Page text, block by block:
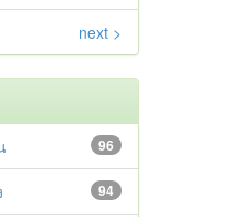
next >
96
94